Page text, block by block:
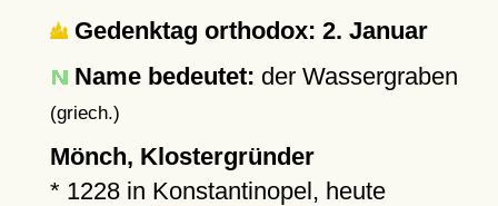
Gedenktag orthodox: 2. Januar
Name bedeutet: der Wassergraben
(griech.)
Mönch, Klostergründer
* 1228in Konstantinopel, heute